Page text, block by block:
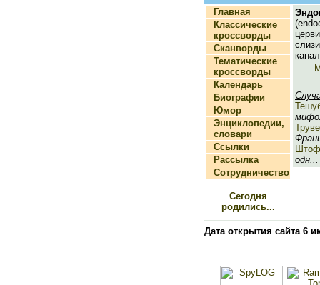
Главная
Классические
кроссворды
Сканворды
Тематические
кроссворды
Календарь
Биографии
Юмор
Энциклопедии,
словари
Ссылки
Рассылка
Сотрудничество
Сегодня
родились...
Штоф
одн...
Дата открытия сайта 6